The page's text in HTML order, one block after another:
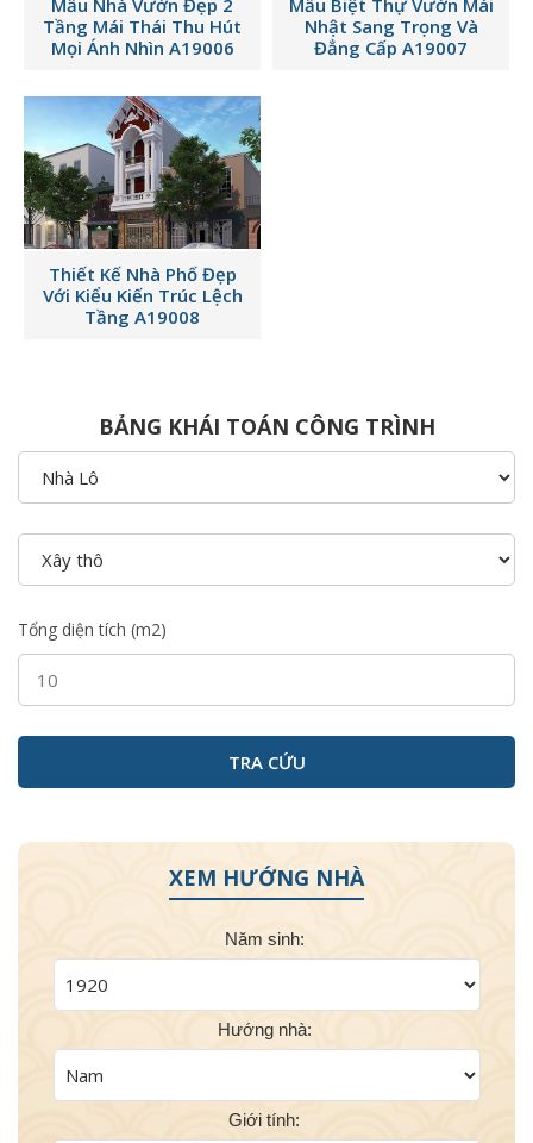
Tầng Mái Thái Thu Hút
Mọi Ánh Nhìn A19006
Nhật Sang Trọng Và
Đẳng Cấp A19007
Thiết Kế Nhà Phố Đẹp
Với Kiểu Kiến Trúc Lệch
Tầng A19008
BẢNG KHÁI TOÁN CÔNG TRÌNH
Tổng diện tích (m2)
XEM HƯỚNG NHÀ
Năm sinh:
Hướng nhà:
Giới tính: